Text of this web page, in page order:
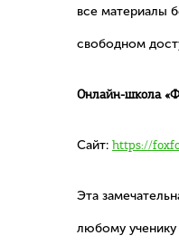
все материалы
свободном
Онлайн-школа
Сайт: https://
Эта
любому